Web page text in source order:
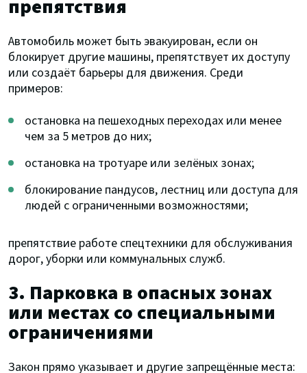
препятствия
Автомобиль может быть эвакуирован, если он
блокирует другие машины, препятствует их доступу
или создаёт барьеры для движения. Среди
примеров:
остановка на пешеходных переходах или менее
чем за 5 метров до них;
остановка на тротуаре или зелёных зонах;
блокирование пандусов, лестниц или доступа для
людей с ограниченными возможностями;
препятствие работе спецтехники для обслуживания
дорог, уборки или коммунальных служб.
3. Парковка в опасных зонах
или местах со специальными
ограничениями
Закон прямо указывает и другие запрещённые места: